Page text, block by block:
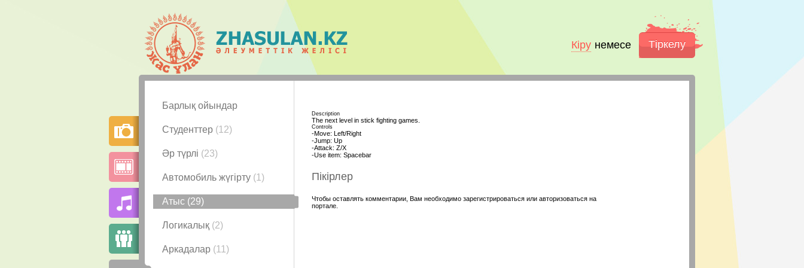
Кіру немесе Тіркелу
Барлық ойындар
Студенттер (12)
Әр түрлі (23)
Автомобиль жүгірту (1)
Атыс (29)
Логикалық (2)
Аркадалар (11)
Description
The next level in stick fighting games.
Controls
-Move: Left/Right
-Jump: Up
-Attack: Z/X
-Use item: Spacebar
Пікірлер
Чтобы оставлять комментарии, Вам необходимо зарегистрироваться или авторизоваться на
портале.